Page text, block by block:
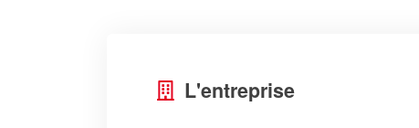
L'entreprise